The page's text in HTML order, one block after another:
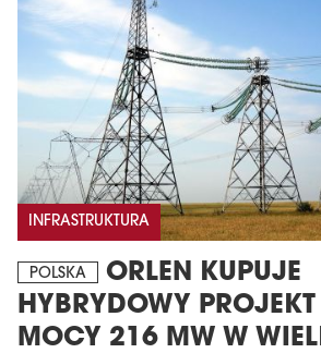
INFRASTRUKTURA
POLSKA
ORLEN KUPUJE
HYBRYDOWY
MOCY 216 MW W